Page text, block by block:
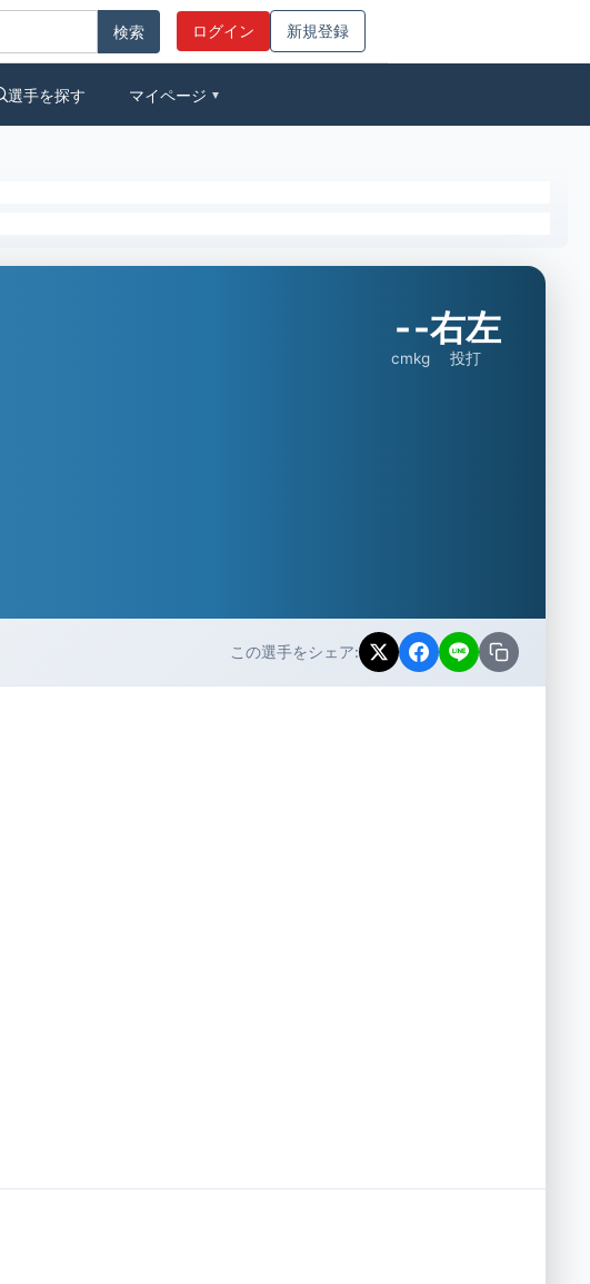
ログイン 新規登録
選手を探す マイページ ▼
-
cm
-
kg
右左
投打
この選手をシェア: